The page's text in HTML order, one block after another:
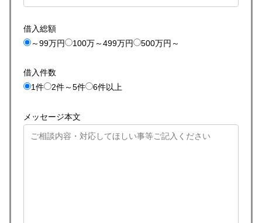
借入総額
～99万円
100万～499万円 500万円～
借入件数
1件
2件～5件 6件以上
メッセージ本文